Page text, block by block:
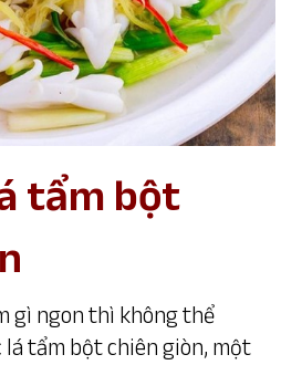
tẩm bột
gì ngon thì không thể
lá tẩm bột chiên giòn, một